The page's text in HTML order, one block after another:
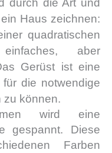
durch die Art und
Haus zeichnen:
quadratischen
aber
Gerüst ist eine
die notwendige
zu können.
wird eine
gespannt. Diese
Farben